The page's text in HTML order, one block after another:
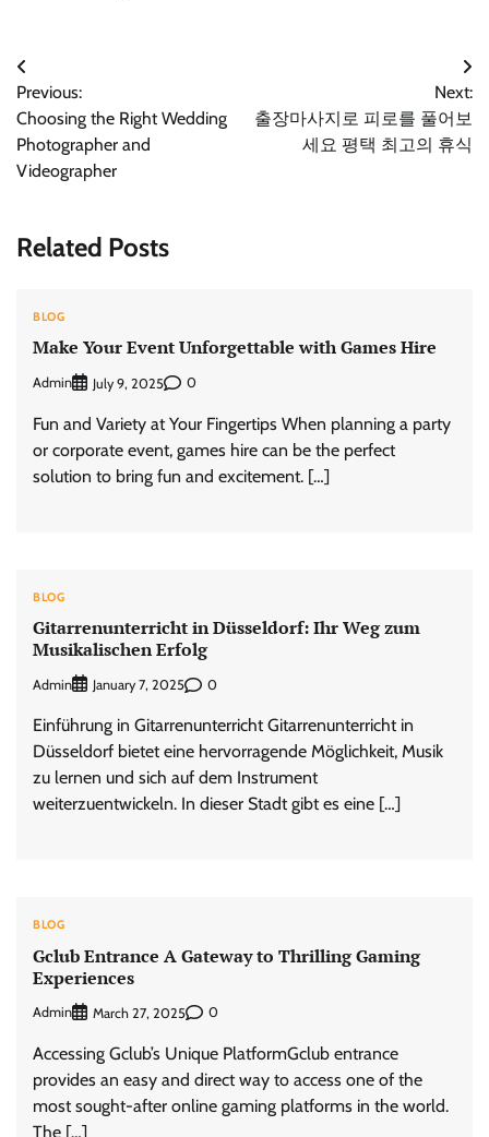
Post
navigation
Previous:
Choosing the Right Wedding
Photographer and
Videographer
Next:
출장마사지로 피로를 풀어보
세요 평택 최고의 휴식
Related Posts
BLOG
Make Your Event Unforgettable with Games Hire
Admin July 9, 2025 0
Fun and Variety at Your Fingertips When planning a party
or corporate event, games hire can be the perfect
solution to bring fun and excitement. […]
BLOG
Gitarrenunterricht in Düsseldorf: Ihr Weg zum
Musikalischen Erfolg
Admin January 7, 2025 0
Einführung in Gitarrenunterricht Gitarrenunterricht in
Düsseldorf bietet eine hervorragende Möglichkeit, Musik
zu lernen und sich auf dem Instrument
weiterzuentwickeln. In dieser Stadt gibt es eine […]
BLOG
Gclub Entrance A Gateway to Thrilling Gaming
Experiences
Admin March 27, 2025 0
Accessing Gclub’s Unique PlatformGclub entrance
provides an easy and direct way to access one of the
most sought-after online gaming platforms in the world.
The […]